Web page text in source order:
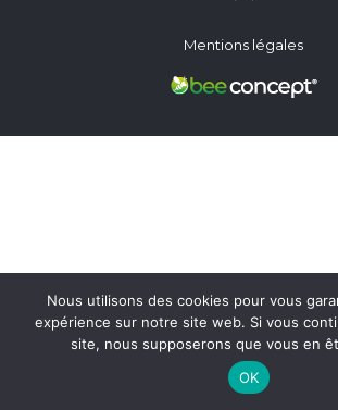
Mentions légales
Nous utilisons des cookies pour vous
expérience sur notre site web. Si vous
site, nous supposerons que vous en
OK